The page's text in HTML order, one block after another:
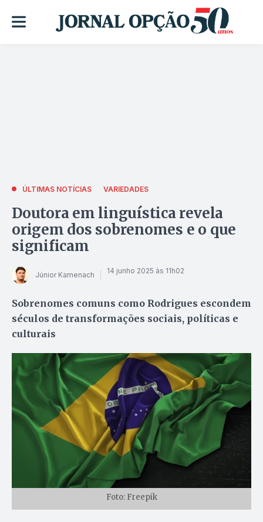
ÚLTIMAS NOTÍCIAS VARIEDADES
Doutora em linguística revela
origem dos sobrenomes e o que
significam
Júnior Kamenach 14 junho 2025 às 11h02
Sobrenomes comuns como Rodrigues escondem
séculos de transformações sociais, políticas e
culturais
Foto: Freepik